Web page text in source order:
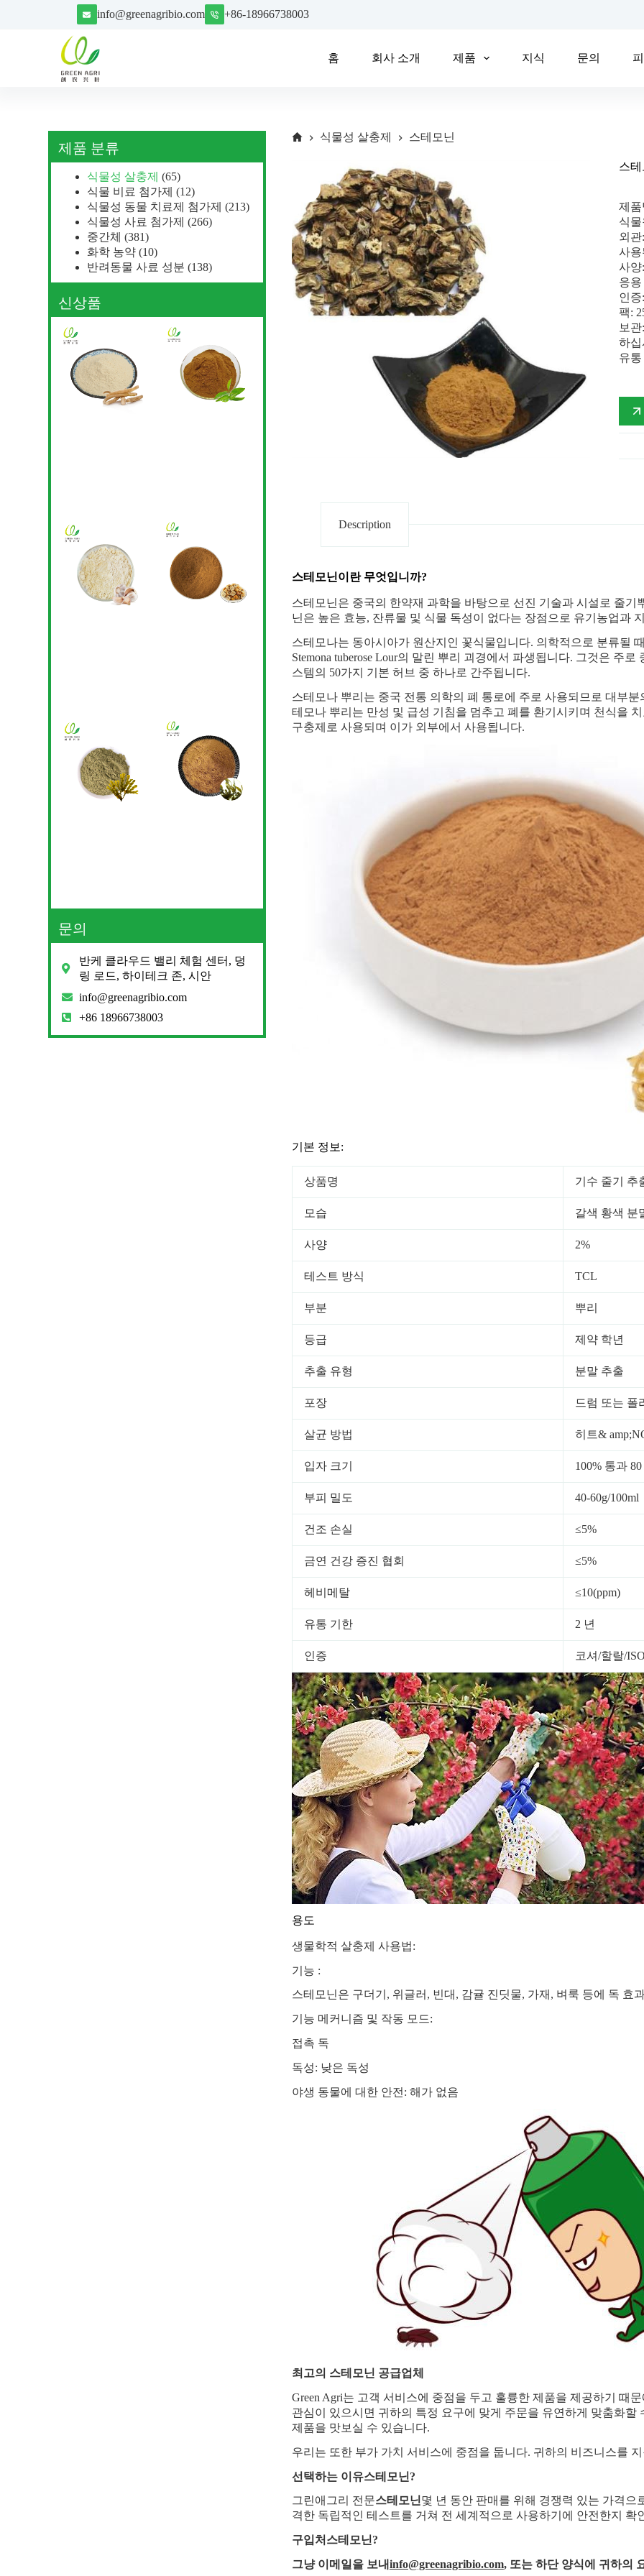
info@greenagribio.com +86-18966738003
홈 회사 소개 제품 지식 문의
식물성 살충제 스테모닌
스
제
식물
외
사
사양
응
인증
팩:
보
하
유
Description
스테모닌이란 무엇입니까?
스테모닌은 중국의 한약재 과학을 바탕으로 선진 기술과 시설로 줄
닌은 높은 효능, 잔류물 및 식물 독성이 없다는 장점으로 유기농업과
스테모나는 동아시아가 원산지인 꽃식물입니다. 의학적으로 분류될 때
Stemona tuberose Lour의 말린 뿌리 괴경에서 파생됩니다. 그것은 주
스템의 50가지 기본 허브 중 하나로 간주됩니다.
스테모나 뿌리는 중국 전통 의학의 폐 통로에 주로 사용되므로 대부
테모나 뿌리는 만성 및 급성 기침을 멈추고 폐를 환기시키며 천식을
구충제로 사용되며 이가 외부에서 사용됩니다.
기본 정보:
상품명 기수 줄기 추
모습 갈색 황색 분
사양 2%
테스트 방식 TCL
부분 뿌리
등급 제약 학년
추출 유형 분말 추출
포장 드럼 또는 폴
살균 방법 히트&
입자 크기 100% 통과
부피 밀도 40-60g/100ml
건조 손실 ≤5%
금연 건강 증진 협회 ≤5%
헤비메탈 ≤10(ppm)
유통 기한 2 년
인증 코셔/할랄/
용도
생물학적 살충제 사용법:
기능 :
스테모닌은 구더기, 위글러, 빈대, 감귤 진딧물, 가재, 벼룩 등에 독 효
기능 메커니즘 및 작동 모드:
접촉 독
독성: 낮은 독성
야생 동물에 대한 안전: 해가 없음
최고의 스테모닌 공급업체
Green Agri는 고객 서비스에 중점을 두고 훌륭한 제품을 제공하기 때
관심이 있으시면 귀하의 특정 요구에 맞게 주문을 유연하게 맞춤화
제품을 맛보실 수 있습니다.
우리는 또한 부가 가치 서비스에 중점을 둡니다. 귀하의 비즈니스를
선택하는 이유스테모닌?
그린애그리 전문스테모닌몇 년 동안 판매를 위해 경쟁력 있는 가격
격한 독립적인 테스트를 거쳐 전 세계적으로 사용하기에 안전한지 확
구입처 스테모닌?
그냥 이메일을 보내info@greenagribio.com, 또는 하단 양식에 귀하의
제품 분류
식물성 살충제 (65)
식물 비료 첨가제 (12)
식물성 동물 치료제 첨가제 (213)
식물성 사료 첨가제 (266)
중간체 (381)
화학 농약 (10)
반려동물 사료 성분 (138)
신상품
문의
반케 클라우드 밸리 체험 센터, 덩
링 로드, 하이테크 존, 시안
info@greenagribio.com
+86 18966738003